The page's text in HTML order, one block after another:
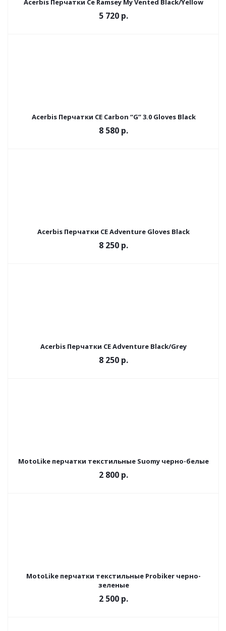
Acerbis Перчатки Ce Ramsey My Vented Black/Yellow
5 720 р.
Acerbis Перчатки CE Carbon “G” 3.0 Gloves Black
8 580 р.
Acerbis Перчатки CE Adventure Gloves Black
8 250 р.
Acerbis Перчатки CE Adventure Black/Grey
8 250 р.
MotoLike перчатки текстильные Suomy черно-белые
2 800 р.
MotoLike перчатки текстильные Probiker черно-
зеленые
2 500 р.